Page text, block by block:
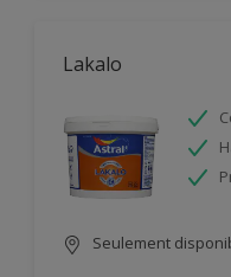
Lakalo
Seulement